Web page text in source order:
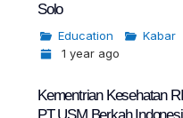
Solo
Education Kabar
1 year ago
Kementrian Kesehatan
PT USM Berkah